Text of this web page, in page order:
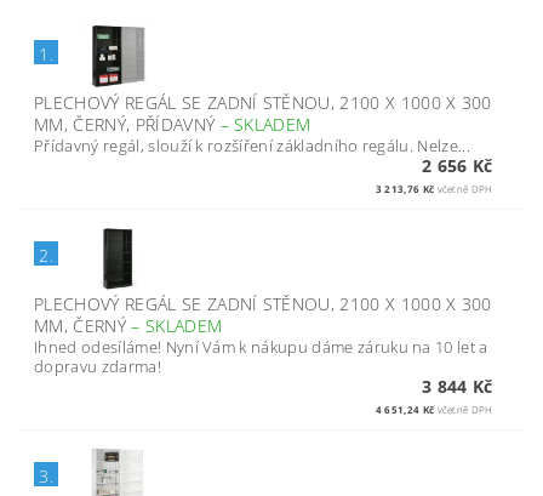
1.
PLECHOVÝ REGÁL SE ZADNÍ STĚNOU, 2100 X 1000 X 300
MM, ČERNÝ, PŘÍDAVNÝ –SKLADEM
Přídavný regál, slouží k rozšíření základního regálu. Nelze...
2 656 Kč
3 213,76 Kč včetně DPH
2.
PLECHOVÝ REGÁL SE ZADNÍ STĚNOU, 2100 X 1000 X 300
MM, ČERNÝ– SKLADEM
Ihned odesíláme! Nyní Vám k nákupu dáme záruku na 10 let a
dopravu zdarma!
3 844 Kč
4 651,24 Kč včetně DPH
3.